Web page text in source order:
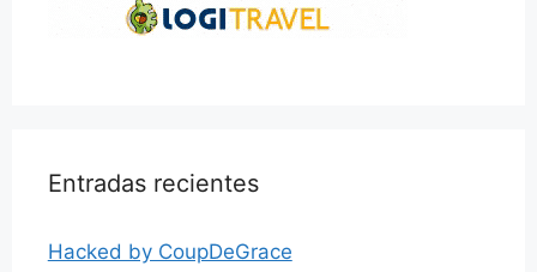
Entradas recientes
Hacked by CoupDeGrace